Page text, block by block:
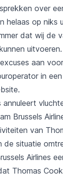
over
helaas op niks
dat wij de
aan
in
.
annuleert
Brussels
van
de situatie
Airlines
Thomas